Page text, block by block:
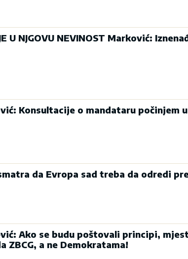
U NJGOVU NEVINOST Marković:
Konsultacije o mandataru počinjem
da Evropa sad treba da odredi
Ako se budu poštovali principi,
ZBCG, a ne Demokratama!